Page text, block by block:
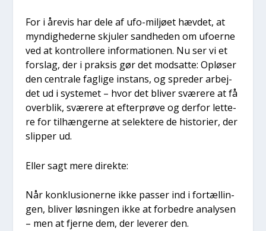
For i åre­vis har dele af ufo-mil­jø­et hæv­det, at
myn­dig­he­der­ne skju­ler sand­he­den om ufo­er­ne
ved at kon­trol­le­re infor­ma­tio­nen. Nu ser vi et
for­slag, der i prak­sis gør det mod­sat­te: Oplø­ser
den cen­tra­le fag­li­ge instans, og spre­der arbej­
det ud i syste­met – hvor det bli­ver svæ­re­re at få
over­blik, svæ­re­re at efter­prø­ve og der­for let­te­
re for til­hæn­ger­ne at selek­te­re de histo­ri­er, der
slip­per ud.
Eller sagt mere direk­te:
Når kon­klu­sio­ner­ne ikke pas­ser ind i for­tæl­lin­
gen, bli­ver løs­nin­gen ikke at for­bed­re ana­ly­sen
– men at fjer­ne dem, der leve­rer den.